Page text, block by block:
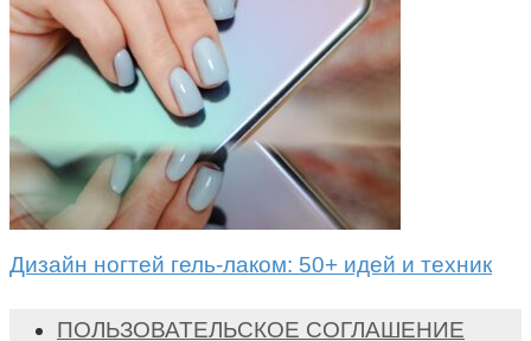
Дизайн ногтей гель-лаком: 50+ идей и техник
ПОЛЬЗОВАТЕЛЬСКОЕ СОГЛАШЕНИЕ